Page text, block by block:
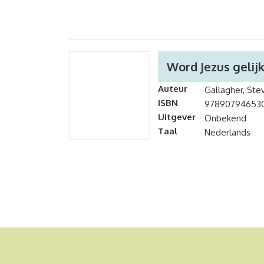
Word Jezus gelijk
Auteur
Gallagher,
ISBN
Uitgever
Onbekend
Taal
Nederlands